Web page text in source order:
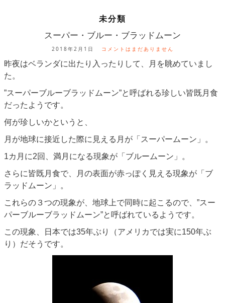
未分類
スーパー・ブルー・ブラッドムーン
2018年2月1日 コメントはまだありません
昨夜はベランダに出たり入ったりして、月を眺めていまし
た。
”スーパーブルーブラッドムーン”と呼ばれる珍しい皆既月食
だったようです。
何が珍しいかというと、
月が地球に接近した際に見える月が「スーパームーン」。
1カ月に2回、満月になる現象が「ブルームーン」。
さらに皆既月食で、月の表面が赤っぽく見える現象が「ブ
ラッドムーン」。
これらの３つの現象が、地球上で同時に起こるので、”スー
パーブルーブラッドムーン”と呼ばれているようです。
この現象、日本では35年ぶり（アメリカでは実に150年ぶ
り）だそうです。